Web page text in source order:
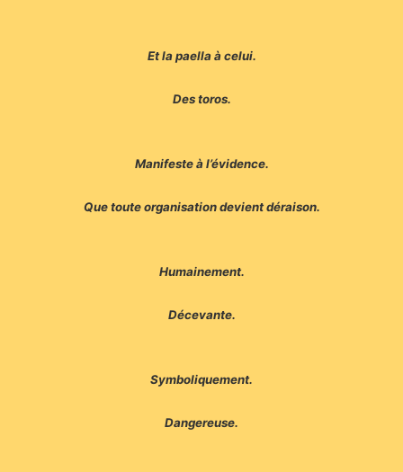
Et la paella à celui.
Des toros.
Manifeste à l’évidence.
Que toute organisation devient déraison.
Humainement.
Décevante.
Symboliquement.
Dangereuse.